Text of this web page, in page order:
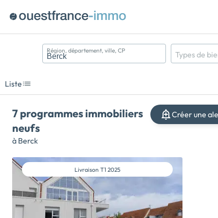
Région, département, ville, CP Types de
Liste
7 programmes immobiliers
neufs
à Berck
Créer une
Livraison T1 2025